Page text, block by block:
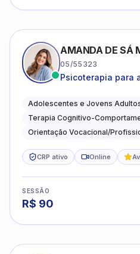
AMANDA DE SÁ
05/55323
Psicoterapia para
autoestima,
profissional
Adolescentes e Jovens
Terapia Cognitivo-
Orientação Vocacional/
CRP ativo Online
SESSÃO
R$ 90